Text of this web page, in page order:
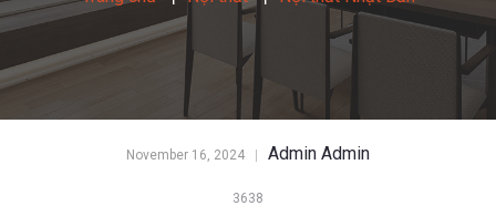
November 16, 2024 Admin Admin
3638